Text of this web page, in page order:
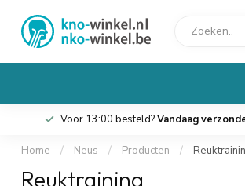
Voor 13:00 besteld?Vandaag
Home / Neus / Producten /
Reuktraining